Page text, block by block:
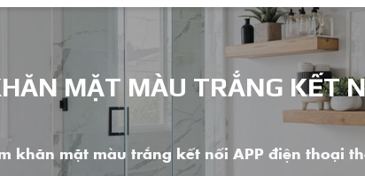
MẶT MÀU TRẮNG KẾT
khăn mặt màu trắng kết nối APP điện thoại